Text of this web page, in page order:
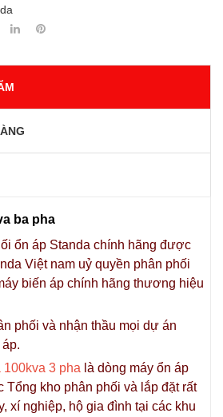
ba pha
ổn áp Standa chính hãng được
Việt nam uỷ quyền phân phối
biến áp chính hãng thương hiệu
phối và nhận thầu mọi dự án
3 pha là dòng máy ổn áp
kho phân phối và lắp đặt rất
xí nghiệp, hộ gia đình tại các khu